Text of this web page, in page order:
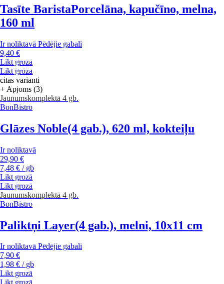
Tasīte BaristaPorcelāna, kapučīno, melna,
160 ml
Ir noliktavā Pēdējie gabali
9,40 €
Likt grozā
Likt grozā
citas varianti
+ Apjoms (3)
Jaunumskomplektā 4 gb.
BonBistro
Glāzes Noble(4 gab.), 620 ml, kokteiļu
Ir noliktavā
29,90 €
7,48 € / gb
Likt grozā
Likt grozā
Jaunumskomplektā 4 gb.
BonBistro
Paliktņi Layer(4 gab.), melni, 10x11 cm
Ir noliktavā Pēdējie gabali
7,90 €
1,98 € / gb
Likt grozā